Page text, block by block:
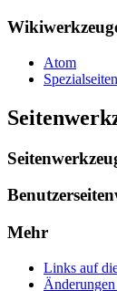
Atom
Spezialseiten
Mehr
Links auf